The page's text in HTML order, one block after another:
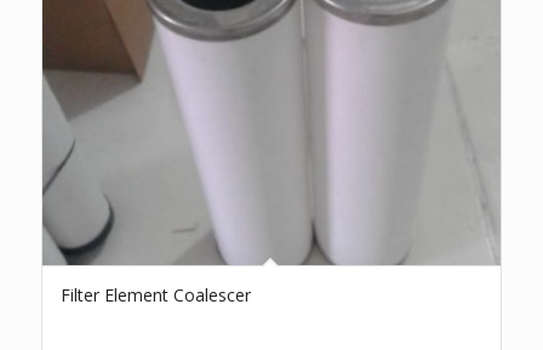
Filter Element Coalescer